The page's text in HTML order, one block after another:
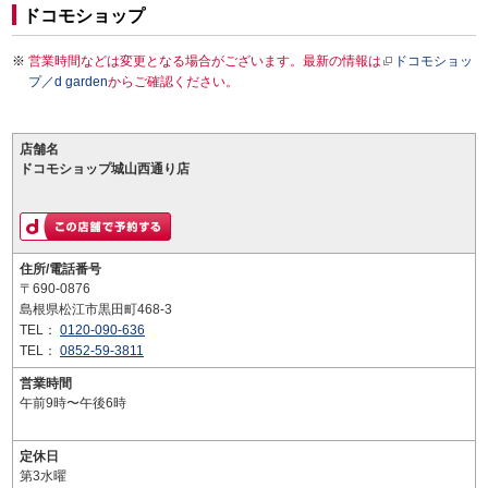
ドコモショップ
営業時間などは変更となる場合がございます。最新の情報は
ドコモショッ
プ／d gardenからご確認ください。
店舗名
ドコモショップ城山西通り店
住所/電話番号
〒690-0876
島根県松江市黒田町468-3
TEL： 0120-090-636
TEL： 0852-59-3811
営業時間
午前9時〜午後6時
定休日
第3水曜